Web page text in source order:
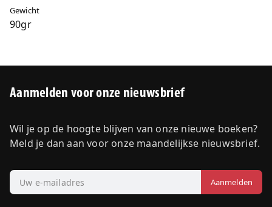
Gewicht
90gr
Aanmelden voor onze nieuwsbrief
Wil je op de hoogte blijven van onze nieuwe boeken?
Meld je dan aan voor onze maandelijkse nieuwsbrief.